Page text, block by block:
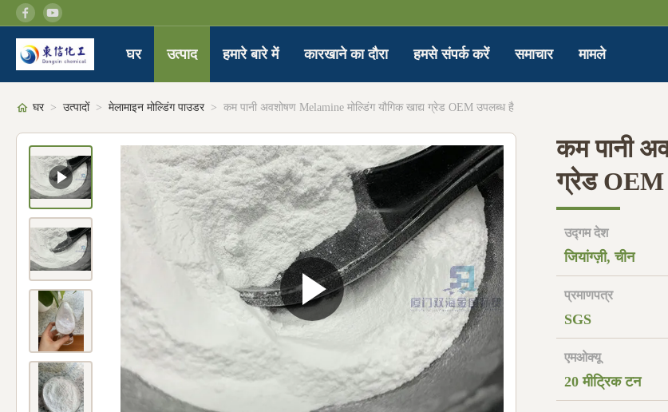
घर उत्पाद हमारे बारे में कारखाने का दौरा हमसे संपर्क करें समाचार मामले
घर > उत्पादों > मेलामाइन मोल्डिंग पाउडर > कम पानी अवशोषण Melamine मोल्डिंग यौगिक खाद्य ग्रेड OEM उपलब्ध है
कम पानी
ग्रेड OEM
उद्गम देश
जियांग्ज़ी, चीन
प्रमाणपत्र
SGS
एमओक्यू
20 मीट्रिक टन